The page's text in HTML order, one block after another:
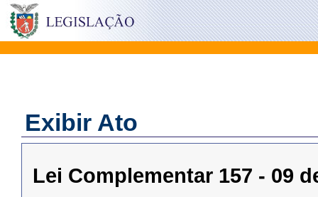
Exibir Ato
Lei Complementar 157 - 09